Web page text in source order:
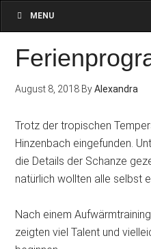
MENU
August 8, 2018 ByAlexandra
Trotz der tropischen
Hinzenbach eingefunden.
die Details der Schanze
natürlich wollten alle selbst
Nach einem
zeigten viel Talent und